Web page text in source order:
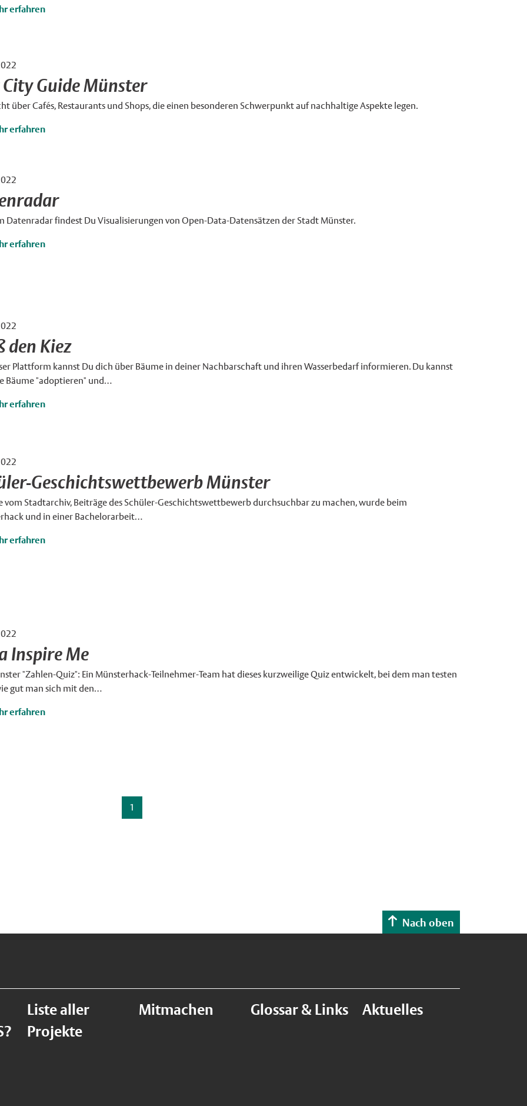
erfahren
Münster
City Guide Münster
über Cafés, Restaurants und Shops, die einen besonderen Schwerpunkt auf nachhaltige Aspekte legen.
erfahren
Datenradar findest Du Visualisierungen von Open-Data-Datensätzen der Stadt Münster.
erfahren
den Kiez
Plattform kannst Du dich über Bäume in deiner Nachbarschaft und ihren Wasserbedarf informieren. Du kannst
Bäume "adoptieren" und…
erfahren
×
Geschichtswettbewerb Münster
vom Stadtarchiv, Beiträge des Schüler-Geschichtswettbewerb durchsuchbar zu machen, wurde beim
und in einer Bachelorarbeit…
erfahren
×
Inspire Me
"Zahlen-Quiz": Ein Münsterhack-Teilnehmer-Team hat dieses kurzweilige Quiz entwickelt, bei dem man testen
gut man sich mit den…
erfahren
1
Nach oben
Liste aller
Projekte
Mitmachen Glossar & Links Aktuelles